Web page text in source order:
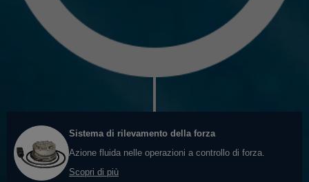
Sistema di rilevamento della forza
Azione fluida nelle operazioni a controllo di forza.
Scopri di più